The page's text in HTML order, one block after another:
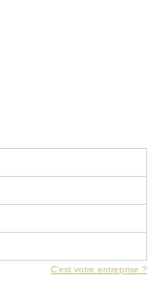
C'est votre entreprise ?